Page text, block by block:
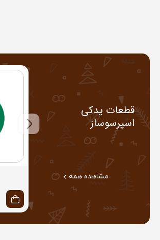
قطعات یدکی
اسپرسوساز
مشاهده همه